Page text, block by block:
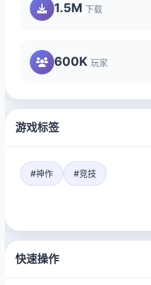
1.5M 下载
600K 玩家
游戏标签
#神作 #竞技
快速操作